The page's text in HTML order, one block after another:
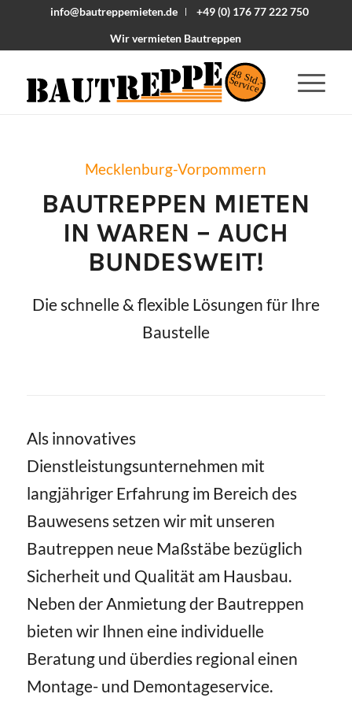
info@bautreppemieten.de
+49 (0) 176 77 222 750
Wir vermieten Bautreppen
48 Std.-
Service
Mecklenburg-Vorpommern
BAUTREPPEN MIETEN
INWAREN – AUCH
BUNDESWEIT!
Die schnelle & flexible Lösungen für Ihre
Baustelle
Als innovatives
Dienstleistungsunternehmen mit
langjähriger Erfahrung im Bereich des
Bauwesens setzen wir mit unseren
Bautreppen neue Maßstäbe bezüglich
Sicherheit und Qualität am Hausbau.
Neben der Anmietung der Bautreppen
bieten wir Ihnen eine individuelle
Beratung und überdies regional einen
Montage- und Demontageservice.